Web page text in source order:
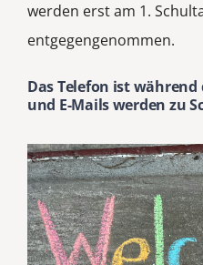
werden erst am 1.
entgegengenommen.
Das Telefon ist während
und E-Mails werden zu